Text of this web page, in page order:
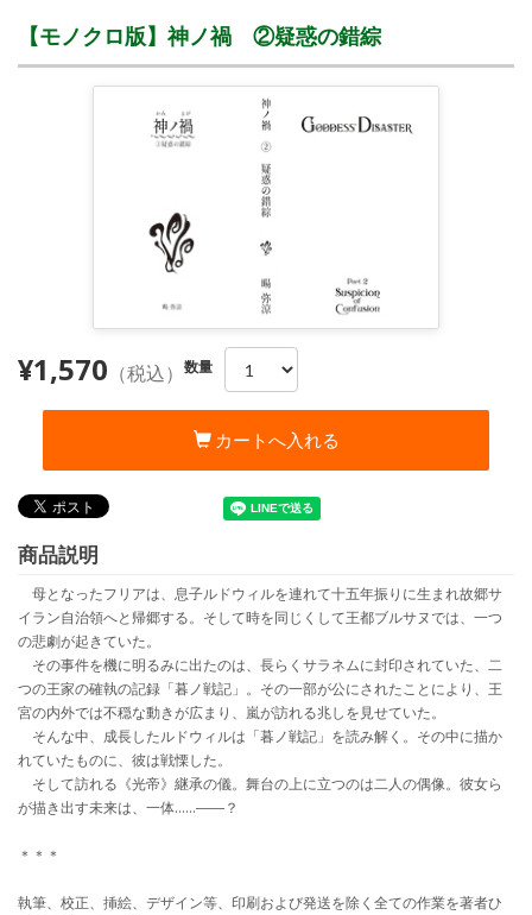
【モノクロ版】神ノ禍 ②疑惑の錯綜
¥1,570 （税込） 数量
カートへ入れる
商品説明
母となったフリアは、息子ルドウィルを連れて十五年振りに生まれ故郷サ
イラン自治領へと帰郷する。そして時を同じくして王都ブルサヌでは、一つ
の悲劇が起きていた。
その事件を機に明るみに出たのは、長らくサラネムに封印されていた、二
つの王家の確執の記録「暮ノ戦記」。その一部が公にされたことにより、王
宮の内外では不穏な動きが広まり、嵐が訪れる兆しを見せていた。
そんな中、成長したルドウィルは「暮ノ戦記」を読み解く。その中に描か
れていたものに、彼は戦慄した。
そして訪れる《光帝》継承の儀。舞台の上に立つのは二人の偶像。彼女ら
が描き出す未来は、一体……――？
＊＊＊
執筆、校正、挿絵、デザイン等、印刷および発送を除く全ての作業を著者ひ